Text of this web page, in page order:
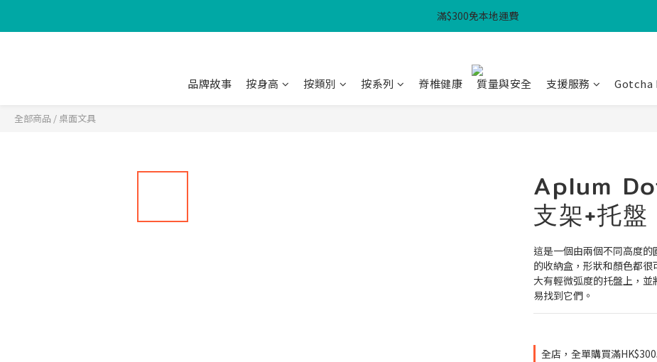
滿$300免本地運費
滿$300免本地運費
滿$300免本地運費
品牌故事 按身高 按類別 按系列 脊椎健康 質量與安全 支援服務 Gotcha
全部商品 / 桌面文具
Aplum
支架+托
這是一個由兩個不同高度
的收納盒，形狀和顏色都
大有輕微弧度的托盤上，
易找到它們。
全店，全單購買滿